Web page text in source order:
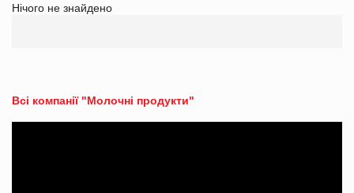
Нічого не знайдено
Всі компанії "Молочні продукти"